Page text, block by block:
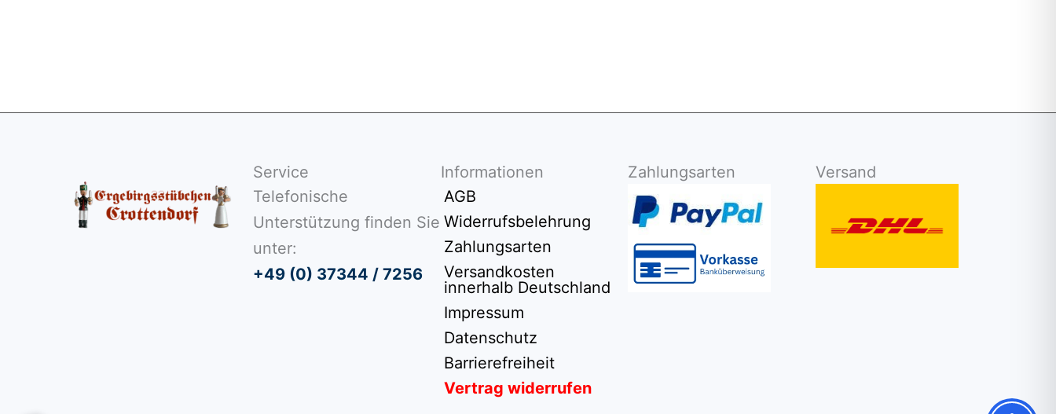
Service
Telefonische
Unterstützung finden Sie
unter:
+49 (0) 37344 / 7256
Informationen
AGB
Widerrufsbelehrung
Zahlungsarten
Versandkosten
innerhalb Deutschland
Impressum
Datenschutz
Barrierefreiheit
Vertrag widerrufen
Zahlungsarten Versand